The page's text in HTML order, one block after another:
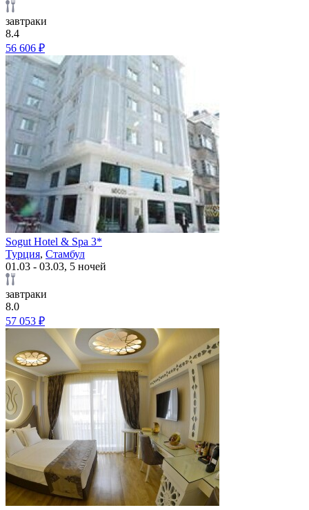
завтраки
8.4
56 606 ₽
Sogut Hotel & Spa 3*
Турция, Стамбул
01.03 - 03.03, 5 ночей
завтраки
8.0
57 053 ₽